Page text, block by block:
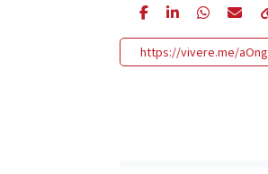
https://vivere.me/aOng